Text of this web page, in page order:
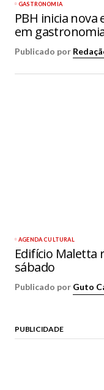
GASTRONOMIA
PBH inicia
em
Publicado por
AGENDA CULTURAL
Edifício Maletta
sábado
Publicado por Guto
PUBLICIDADE